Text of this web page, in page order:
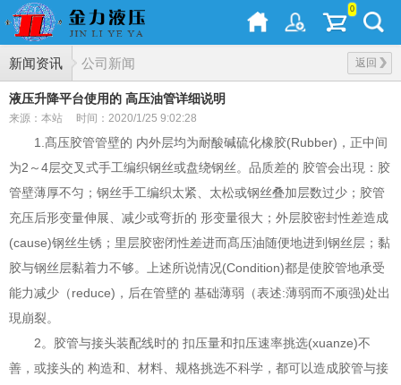
0
新闻资讯 返回
公司新闻
液压升降平台使用的 高压油管详细说明
来源：本站 时间：2020/1/25 9:02:28
1.髙压胶管管壁的 内外层均为耐酸碱硫化橡胶(Rubber)，正中间
为2～4层交叉式手工编织钢丝或盘绕钢丝。品质差的 胶管会出現：胶
管壁薄厚不匀；钢丝手工编织太紧、太松或钢丝叠加层数过少；胶管
充压后形变量伸展、减少或弯折的 形变量很大；外层胶密封性差造成
(cause)钢丝生锈；里层胶密闭性差进而髙压油随便地进到钢丝层；黏
胶与钢丝层黏着力不够。上述所说情况(Condition)都是使胶管地承受
能力减少（reduce)，后在管壁的 基础薄弱（表述:薄弱而不顽强)处出
現崩裂。
2。胶管与接头装配线时的 扣压量和扣压速率挑选(xuanze)不
善，或接头的 构造和、材料、规格挑选不科学，都可以造成胶管与接